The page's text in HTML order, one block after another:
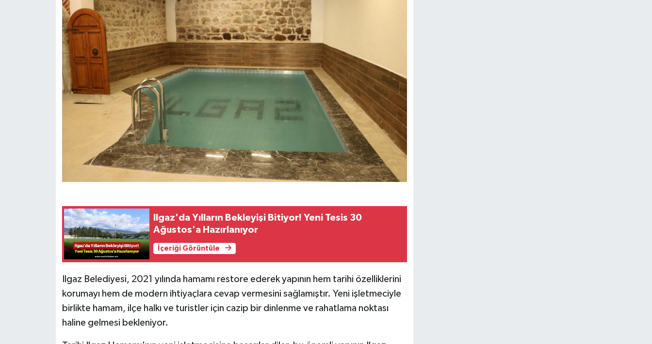
Ilgaz'da Yılların Bekleyişi Bitiyor! Yeni Tesis 30
Ağustos'a Hazırlanıyor
İçeriği Görüntüle
Ilgaz Belediyesi, 2021 yılında hamamı restore ederek yapının hem tarihi özelliklerini
korumayı hem de modern ihtiyaçlara cevap vermesini sağlamıştır. Yeni işletmeciyle
birlikte hamam, ilçe halkı ve turistler için cazip bir dinlenme ve rahatlama noktası
haline gelmesi bekleniyor.